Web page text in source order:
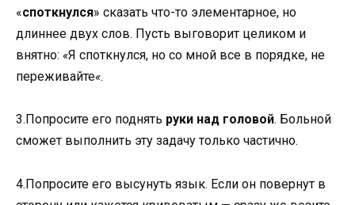
«споткнулся» сказать что-то элементарное, но
длиннее двух слов. Пусть выговорит целиком и
внятно: «Я споткнулся, но со мной все в порядке, не
переживайте«.
3.Попросите его поднять руки над головой. Больной
сможет выполнить эту задачу только частично.
4.Попросите его высунуть язык. Если он повернут в